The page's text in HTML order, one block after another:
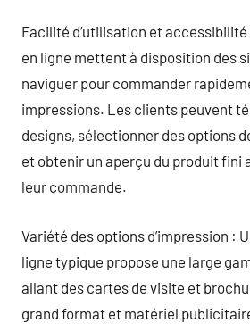
Facilité d’utilisation et
en ligne mettent à disposition des
naviguer pour commander
impressions. Les clients peuvent
designs, sélectionner des options
et obtenir un aperçu du produit fini
leur commande.
Variété des options d’impression :
ligne typique propose une large
allant des cartes de visite et
grand format et matériel